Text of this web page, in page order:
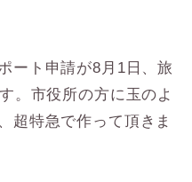
ート申請が8月1日、旅
。市役所の方に玉のよ
超特急で作って頂きま